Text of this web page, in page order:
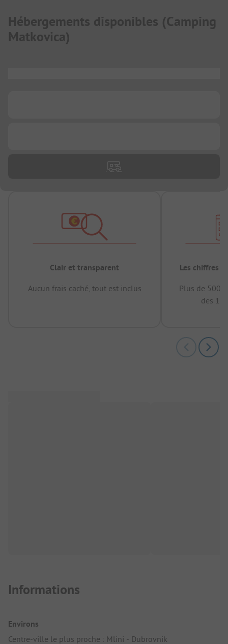
Hébergements disponibles (Camping
Matkovica)
Clair et transparent
Aucun frais caché, tout est inclus
Les chiffres
Plus de
des 12
Informations
Environs
Centre-ville le plus proche : Mlini - Dubrovnik